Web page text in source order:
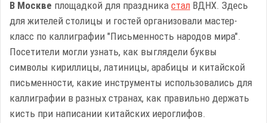
В Москве площадкой для праздника стал ВДНХ. Здесь
для жителей столицы и гостей организовали мастер-
класс по каллиграфии "Письменность народов мира".
Посетители могли узнать, как выглядели буквы
символы кириллицы, латиницы, арабицы и китайской
письменности, какие инструменты использовались для
каллиграфии в разных странах, как правильно держать
кисть при написании китайских иероглифов.